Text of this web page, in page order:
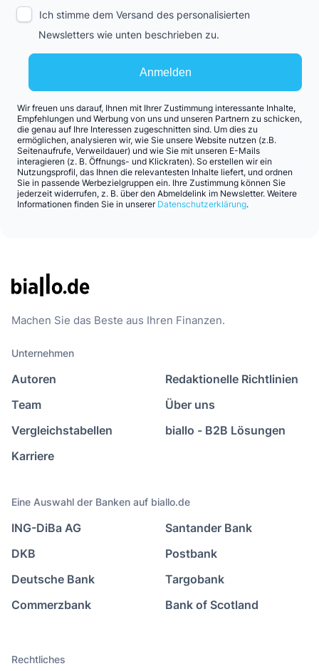
Anmelden
Ich stimme dem Versand des personalisierten
Newsletters wie unten beschrieben zu.
Wir freuen uns darauf, Ihnen mit Ihrer Zustimmung interessante Inhalte,
Empfehlungen und Werbung von uns und unseren Partnern zu schicken,
die genau auf Ihre Interessen zugeschnitten sind. Um dies zu
ermöglichen, analysieren wir, wie Sie unsere Website nutzen (z.B.
Seitenaufrufe, Verweildauer) und wie Sie mit unseren E-Mails
interagieren (z. B. Öffnungs- und Klickraten). So erstellen wir ein
Nutzungsprofil, das Ihnen die relevantesten Inhalte liefert, und ordnen
Sie in passende Werbezielgruppen ein. Ihre Zustimmung können Sie
jederzeit widerrufen, z. B. über den Abmeldelink im Newsletter. Weitere
Informationen finden Sie in unserer Datenschutzerklärung.
Machen Sie das Beste aus Ihren Finanzen.
Unternehmen
Autoren
Team
Vergleichstabellen
Karriere
Redaktionelle Richtlinien
Über uns
biallo - B2B Lösungen
Eine Auswahl der Banken auf biallo.de
ING-DiBa AG
DKB
Deutsche Bank
Commerzbank
Santander Bank
Postbank
Targobank
Bank of Scotland
Rechtliches